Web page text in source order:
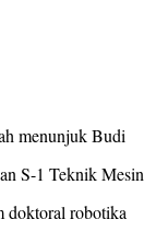
menunjuk Budi
S-1 Teknik Mesin
doktoral robotika